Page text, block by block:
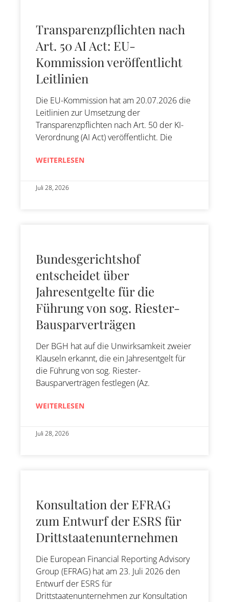
Transparenzpflichten nach
Art. 50 AI Act: EU-
Kommission veröffentlicht
Leitlinien
Die EU-Kommission hat am 20.07.2026 die
Leitlinien zur Umsetzung der
Transparenzpflichten nach Art. 50 der KI-
Verordnung (AI Act) veröffentlicht. Die
WEITERLESEN
Juli 28, 2026
Bundesgerichtshof
entscheidet über
Jahresentgelte für die
Führung von sog. Riester-
Bausparverträgen
Der BGH hat auf die Unwirksamkeit zweier
Klauseln erkannt, die ein Jahresentgelt für
die Führung von sog. Riester-
Bausparverträgen festlegen (Az.
WEITERLESEN
Juli 28, 2026
Konsultation der EFRAG
zum Entwurf der ESRS für
Drittstaatenunternehmen
Die European Financial Reporting Advisory
Group (EFRAG) hat am 23. Juli 2026 den
Entwurf der ESRS für
Drittstaatenunternehmen zur Konsultation